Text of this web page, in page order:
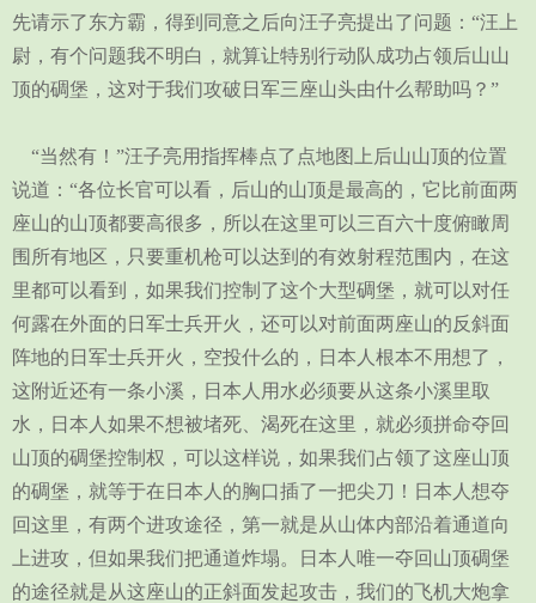
先请示了东方霸，得到同意之后向汪子亮提出了问题：“汪上
尉，有个问题我不明白，就算让特别行动队成功占领后山山
顶的碉堡，这对于我们攻破日军三座山头由什么帮助吗？”
“当然有！”汪子亮用指挥棒点了点地图上后山山顶的位置
说道：“各位长官可以看，后山的山顶是最高的，它比前面两
座山的山顶都要高很多，所以在这里可以三百六十度俯瞰周
围所有地区，只要重机枪可以达到的有效射程范围内，在这
里都可以看到，如果我们控制了这个大型碉堡，就可以对任
何露在外面的日军士兵开火，还可以对前面两座山的反斜面
阵地的日军士兵开火，空投什么的，日本人根本不用想了，
这附近还有一条小溪，日本人用水必须要从这条小溪里取
水，日本人如果不想被堵死、渴死在这里，就必须拼命夺回
山顶的碉堡控制权，可以这样说，如果我们占领了这座山顶
的碉堡，就等于在日本人的胸口插了一把尖刀！日本人想夺
回这里，有两个进攻途径，第一就是从山体内部沿着通道向
上进攻，但如果我们把通道炸塌。日本人唯一夺回山顶碉堡
的途径就是从这座山的正斜面发起攻击，我们的飞机大炮拿